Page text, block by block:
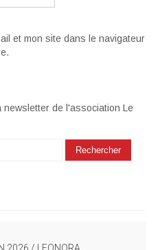
et mon site dans le navigateur
de l'association Le